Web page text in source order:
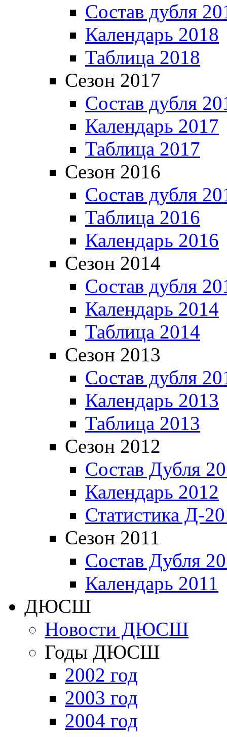
Состав дубля
Календарь 2018
Таблица 2018
Сезон 2017
Состав дубля
Календарь 2017
Таблица 2017
Сезон 2016
Состав дубля
Таблица 2016
Календарь 2016
Сезон 2014
Состав дубля
Календарь 2014
Таблица 2014
Сезон 2013
Состав дубля
Календарь 2013
Таблица 2013
Сезон 2012
Состав Дубля
Календарь 2012
Статистика Д-
Сезон 2011
Состав Дубля
Календарь 2011
ДЮСШ
Новости ДЮСШ
Годы ДЮСШ
2002 год
2003 год
2004 год